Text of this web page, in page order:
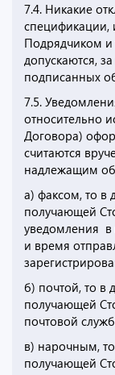
7.4. Никакие
спецификации,
Подрядчиком и
допускаются,
подписанных
7.5.
относительно
Договора)
считаются
надлежащим
а) факсом, то в
получающей
уведомления в
и время
б) почтой, то в
получающей
почтовой
в) нарочным,
получающей